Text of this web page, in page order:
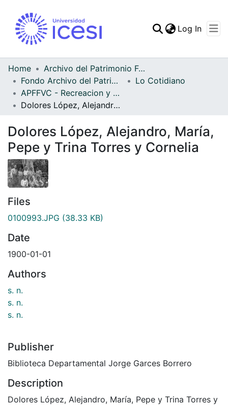
Statistics
Log In
Home
Archivo del Patrimonio Fotográfico y Fílmico del Valle del Cauca
Fondo Archivo del Patrimonio Fotográfico y Fílmico del Valle del Cauca
Lo Cotidiano
APFFVC - Recreacion y Paseo - Patrimonial
Dolores López, Alejandro, María, Pepe y Trina Torres y Cornelia
Dolores López, Alejandro, María,
Pepe y Trina Torres y Cornelia
Files
0100993.JPG (38.33 KB)
Date
1900-01-01
Authors
s. n.
s. n.
s. n.
Publisher
Biblioteca Departamental Jorge Garces Borrero
Description
Dolores López, Alejandro, María, Pepe y Trina Torres y